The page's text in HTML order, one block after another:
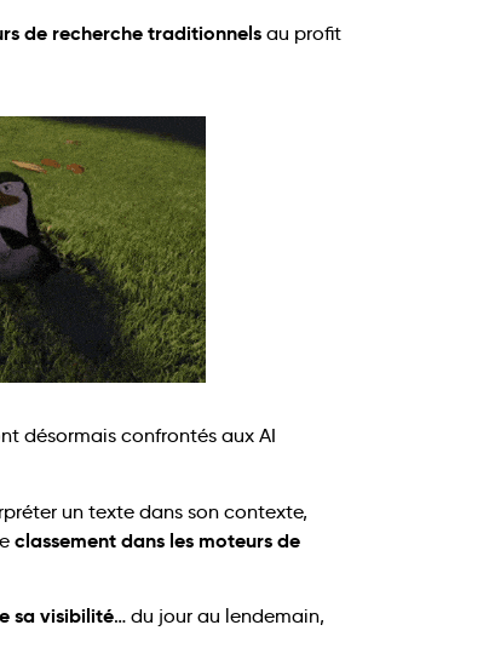
de recherche traditionnels au profit
désormais confrontés aux AI
un texte dans son contexte,
classement dans les moteurs de
sa visibilité… du jour au lendemain,